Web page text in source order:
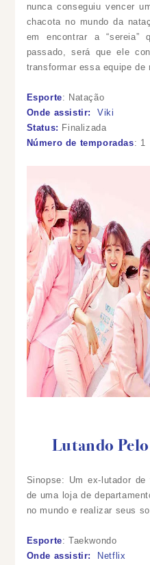
nunca conseguiu vencer
chacota no mundo da
em encontrar a
passado, será que ele
transformar essa equipe de
Esporte: Natação
Onde assistir:
Viki
Status: Finalizada
Número de temporadas: 1
Lutando
Sinopse: Um ex-lutador
de uma loja de
no mundo e realizar seus
Esporte: Taekwondo
Onde assistir:
Netflix